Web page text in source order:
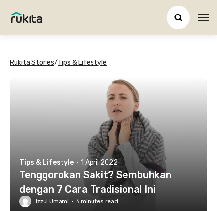
Rukita Stories/Tips & Lifestyle
Tips & Lifestyle · 1 April 2022
Tenggorokan Sakit? Sembuhkan
dengan 7 Cara Tradisional Ini
Izzul Umami · 6 minutes read